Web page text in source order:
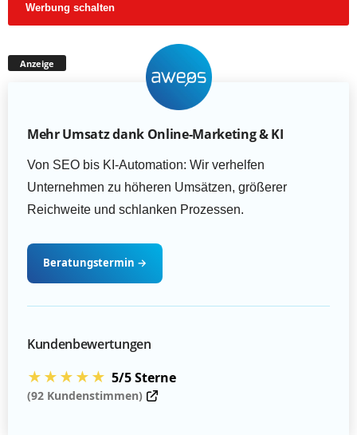
Werbung schalten
Anzeige
Mehr Umsatz dank Online-Marketing & KI
Von SEO bis KI-Automation: Wir verhelfen
Unternehmen zu höheren Umsätzen, größerer
Reichweite und schlanken Prozessen.
Beratungstermin →
Kundenbewertungen
★★★★★ 5/5 Sterne
(92 Kundenstimmen)